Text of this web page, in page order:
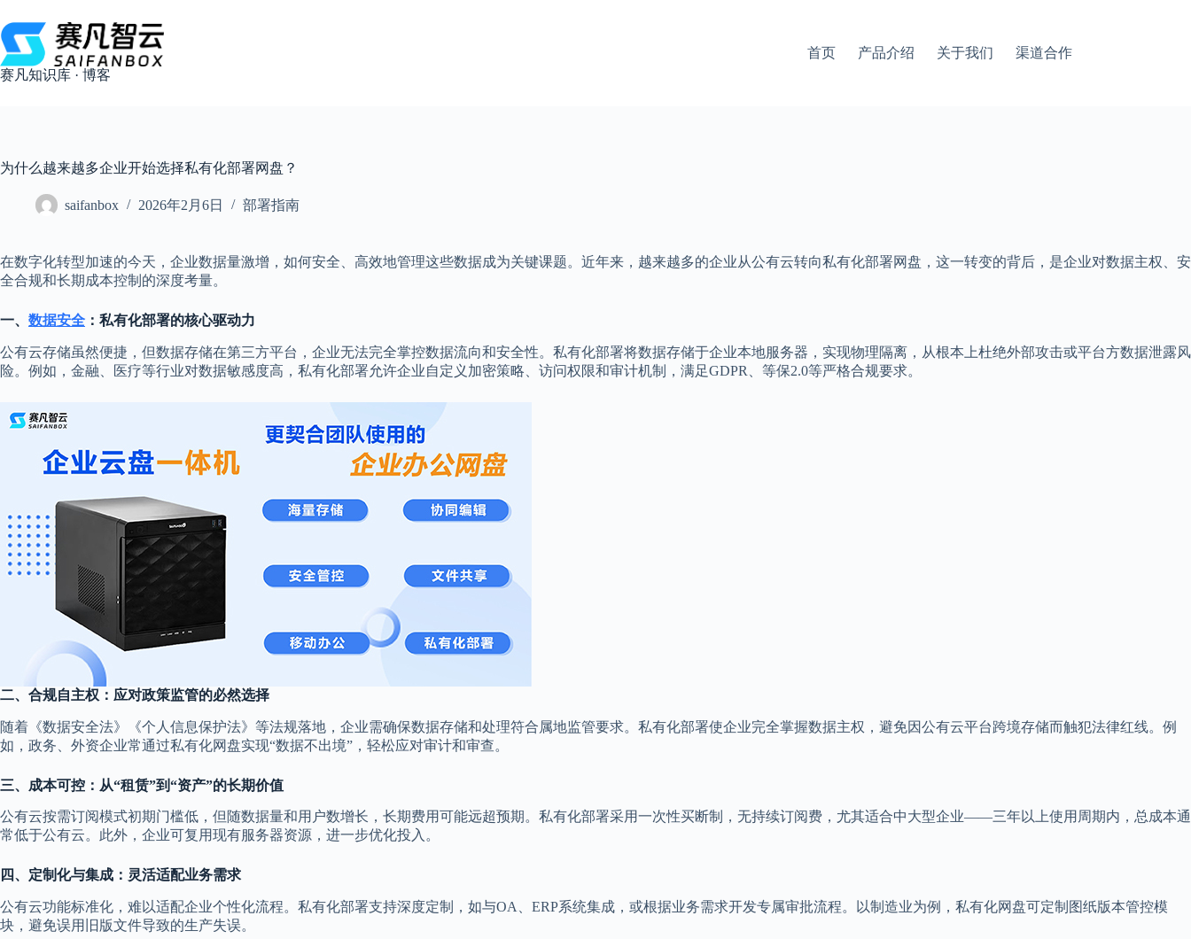
过
内
容
赛凡知识库 · 博客
首页 产品介绍 关于我们 渠道合作
为什么越来越多企业开始选择私有化部署网盘？
saifanbox 2026年2月6日 部署指南
在数字化转型加速的今天，企业数据量激增，如何安全、高效地管理这些数据成为关键课题。近年来，越来越多的企业从公有云转向私有化部署网盘，这一转变的背后，是企业对数据主权、安
全合规和长期成本控制的深度考量。
一、 数据安全 ：私有化部署的核心驱动力
公有云存储虽然便捷，但数据存储在第三方平台，企业无法完全掌控数据流向和安全性。私有化部署将数据存储于企业本地服务器，实现物理隔离，从根本上杜绝外部攻击或平台方数据泄露风
险。例如，金融、医疗等行业对数据敏感度高，私有化部署允许企业自定义加密策略、访问权限和审计机制，满足GDPR、等保2.0等严格合规要求。
二、合规自主权：应对政策监管的必然选择
随着《数据安全法》《个人信息保护法》等法规落地，企业需确保数据存储和处理符合属地监管要求。私有化部署使企业完全掌握数据主权，避免因公有云平台跨境存储而触犯法律红线。例
如，政务、外资企业常通过私有化网盘实现“数据不出境”，轻松应对审计和审查。
三、成本可控：从“租赁”到“资产”的长期价值
公有云按需订阅模式初期门槛低，但随数据量和用户数增长，长期费用可能远超预期。私有化部署采用一次性买断制，无持续订阅费，尤其适合中大型企业——三年以上使用周期内，总成本通
常低于公有云。此外，企业可复用现有服务器资源，进一步优化投入。
四、定制化与集成：灵活适配业务需求
公有云功能标准化，难以适配企业个性化流程。私有化部署支持深度定制，如与OA、ERP系统集成，或根据业务需求开发专属审批流程。以制造业为例，私有化网盘可定制图纸版本管控模
块，避免误用旧版文件导致的生产失误。